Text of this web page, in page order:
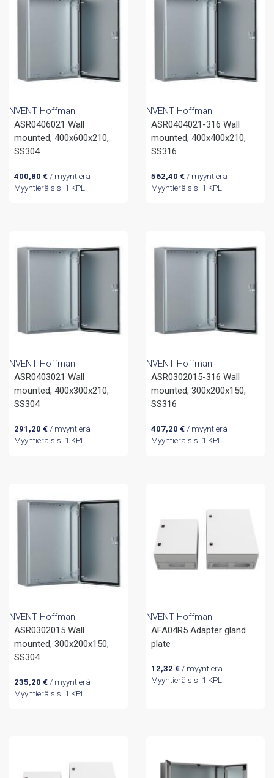
NVENT Hoffman
ASR0406021 Wall
mounted, 400x600x210,
SS304
400,80 €/ myyntierä
Myyntierä sis. 1 KPL
NVENT Hoffman
ASR0404021-316 Wall
mounted, 400x400x210,
SS316
562,40 €/ myyntierä
Myyntierä sis. 1 KPL
NVENT Hoffman
ASR0403021 Wall
mounted, 400x300x210,
SS304
291,20 €/ myyntierä
Myyntierä sis. 1 KPL
NVENT Hoffman
ASR0302015-316 Wall
mounted, 300x200x150,
SS316
407,20 €/ myyntierä
Myyntierä sis. 1 KPL
NVENT Hoffman
ASR0302015 Wall
mounted, 300x200x150,
SS304
235,20 €/ myyntierä
Myyntierä sis. 1 KPL
NVENT Hoffman
AFA04R5 Adapter gland
plate
12,32 €/ myyntierä
Myyntierä sis. 1 KPL